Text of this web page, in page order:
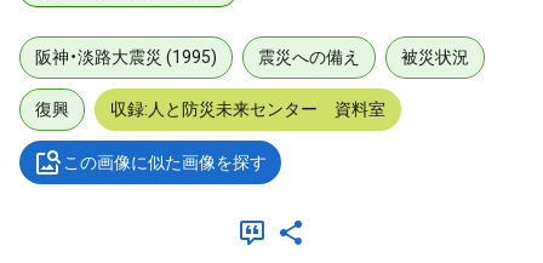
阪神・淡路大震災 (1995) 震災への備え 被災状況
復興 収録:人と防災未来センター 資料室
この画像に似た画像を探す